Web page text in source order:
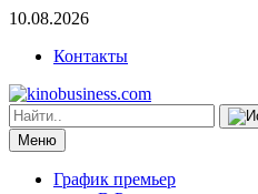
10.08.2026
Контакты
Меню
График премьер